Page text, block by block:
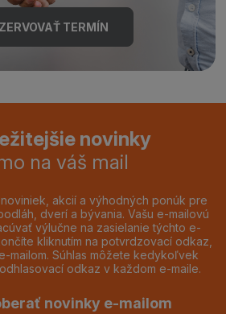
TERMÍN
novinky
na váš mail
akcií a výhodných ponúk pre
dverí a bývania. Vašu e-mailovú
výlučne na zasielanie týchto e-
kliknutím na potvrdzovací odkaz,
mailom. Súhlas môžete kedykoľvek
odkaz v každom e-maile.
novinky e-mailom